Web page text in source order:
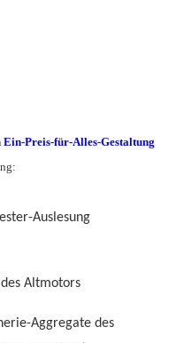
Ein-Preis-für-Alles-Gestaltung
Auslesung
Altmotors
Aggregate des